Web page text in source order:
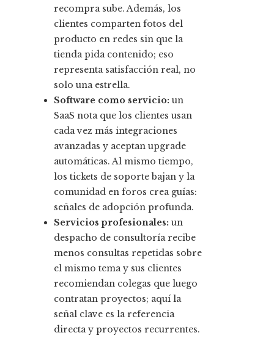
recompra sube. Además, los
clientes comparten fotos del
producto en redes sin que la
tienda pida contenido; eso
representa satisfacción real, no
solo una estrella.
Software como servicio: un
SaaS nota que los clientes usan
cada vez más integraciones
avanzadas y aceptan upgrade
automáticas. Al mismo tiempo,
los tickets de soporte bajan y la
comunidad en foros crea guías:
señales de adopción profunda.
Servicios profesionales: un
despacho de consultoría recibe
menos consultas repetidas sobre
el mismo tema y sus clientes
recomiendan colegas que luego
contratan proyectos; aquí la
señal clave es la referencia
directa y proyectos recurrentes.